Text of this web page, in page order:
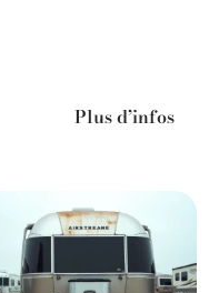
Plus d’infos